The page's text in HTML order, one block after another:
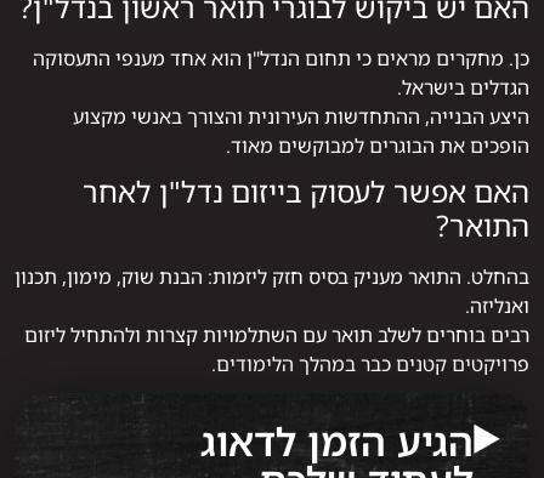
כן. מחקרים מראים כי תחום הנדל"ן הוא אחד מענפי התעסוקה
הגדלים בישראל.
היצע הבנייה, ההתחדשות העירונית והצורך באנשי מקצוע
הופכים את הבוגרים למבוקשים מאוד.
האם אפשר לעסוק בייזום נדל"ן לאחר
התואר?
בהחלט. התואר מעניק בסיס חזק ליזמות: הבנת שוק, מימון, תכנון
ואנליזה.
רבים בוחרים לשלב תואר עם השתלמויות קצרות ולהתחיל ליזום
פרויקטים קטנים כבר במהלך הלימודים.
הגיע הזמן לדאוג